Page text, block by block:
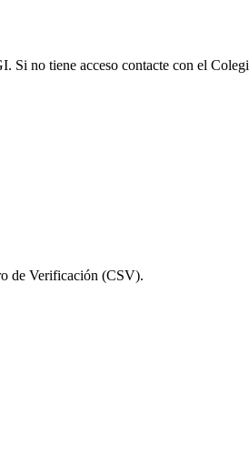
Si no tiene acceso contacte con el
de Verificación (CSV).